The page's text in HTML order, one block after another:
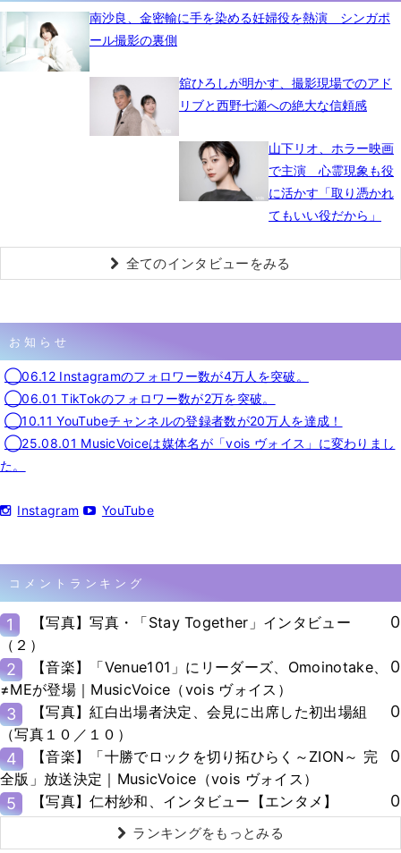
南沙良、金密輸に手を染める妊婦役を熱演 シンガポ
ール撮影の裏側
舘ひろしが明かす、撮影現場でのアド
リブと西野七瀬への絶大な信頼感
山下リオ、ホラー映画
で主演 心霊現象も役
に活かす「取り憑かれ
てもいい役だから」
全てのインタビューをみる
お知らせ
◯06.12 Instagramのフォロワー数が4万人を突破。
◯06.01 TikTokのフォロワー数が2万を突破。
◯10.11 YouTubeチャンネルの登録者数が20万人を達成！
◯25.08.01 MusicVoiceは媒体名が「vois ヴォイス」に変わりまし
た。
Instagram YouTube
コメントランキング
1
【写真】写真・「Stay Together」インタビュー
（２）
0
2
【音楽】「Venue101」にリーダーズ、Omoinotake、
≠MEが登場｜MusicVoice（vois ヴォイス）
0
3
【写真】紅白出場者決定、会見に出席した初出場組
（写真１０／１０）
0
4
【音楽】「十勝でロックを切り拓ひらく～ZION～ 完
全版」放送決定｜MusicVoice（vois ヴォイス）
0
5 【写真】仁村紗和、インタビュー【エンタメ】 0
ランキングをもっとみる